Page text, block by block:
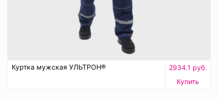
Куртка мужская УЛЬТРОН®
2934.1 руб.
Купить